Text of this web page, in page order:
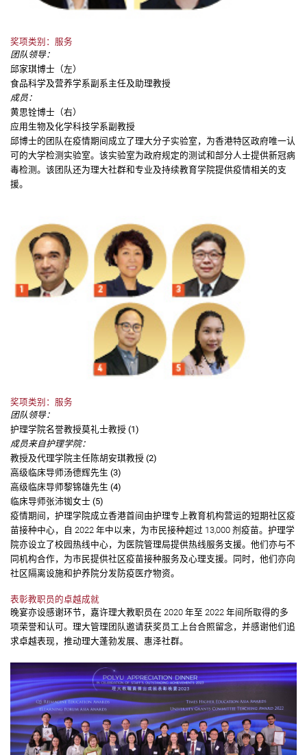
奖项类别：服务
团队领导：
邱家琪博士（左）
食品科学及营养学系副系主任及助理教授
成员：
黄思铨博士（右）
应用生物及化学科技学系副教授
邱博士的团队在疫情期间成立了理大分子实验室，为香港特区政府唯一认
可的大学检测实验室。该实验室为政府规定的测试和部分人士提供新冠病
毒检测。该团队还为理大社群和专业及持续教育学院提供疫情相关的支
援。
奖项类别：服务
团队领导：
护理学院名誉教授莫礼士教授 (1)
成员来自护理学院：
教授及代理学院主任陈胡安琪教授 (2)
高级临床导师汤德辉先生 (3)
高级临床导师黎锦雄先生 (4)
临床导师张沛铷女士 (5)
疫情期间，护理学院成立香港首间由护理专上教育机构营运的短期社区疫
苗接种中心，自 2022 年中以来，为市民接种超过 13,000 剂疫苗。护理学
院亦设立了校园热线中心，为医院管理局提供热线服务支援。他们亦与不
同机构合作，为市民提供社区疫苗接种服务及心理支援。同时，他们亦向
社区隔离设施和护养院分发防疫医疗物资。
表彰教职员的卓越成就
晚宴亦设感谢环节，嘉许理大教职员在 2020 年至 2022 年间所取得的多
项荣誉和认可。理大管理团队邀请获奖员工上台合照留念，并感谢他们追
求卓越表现，推动理大蓬勃发展、惠泽社群。